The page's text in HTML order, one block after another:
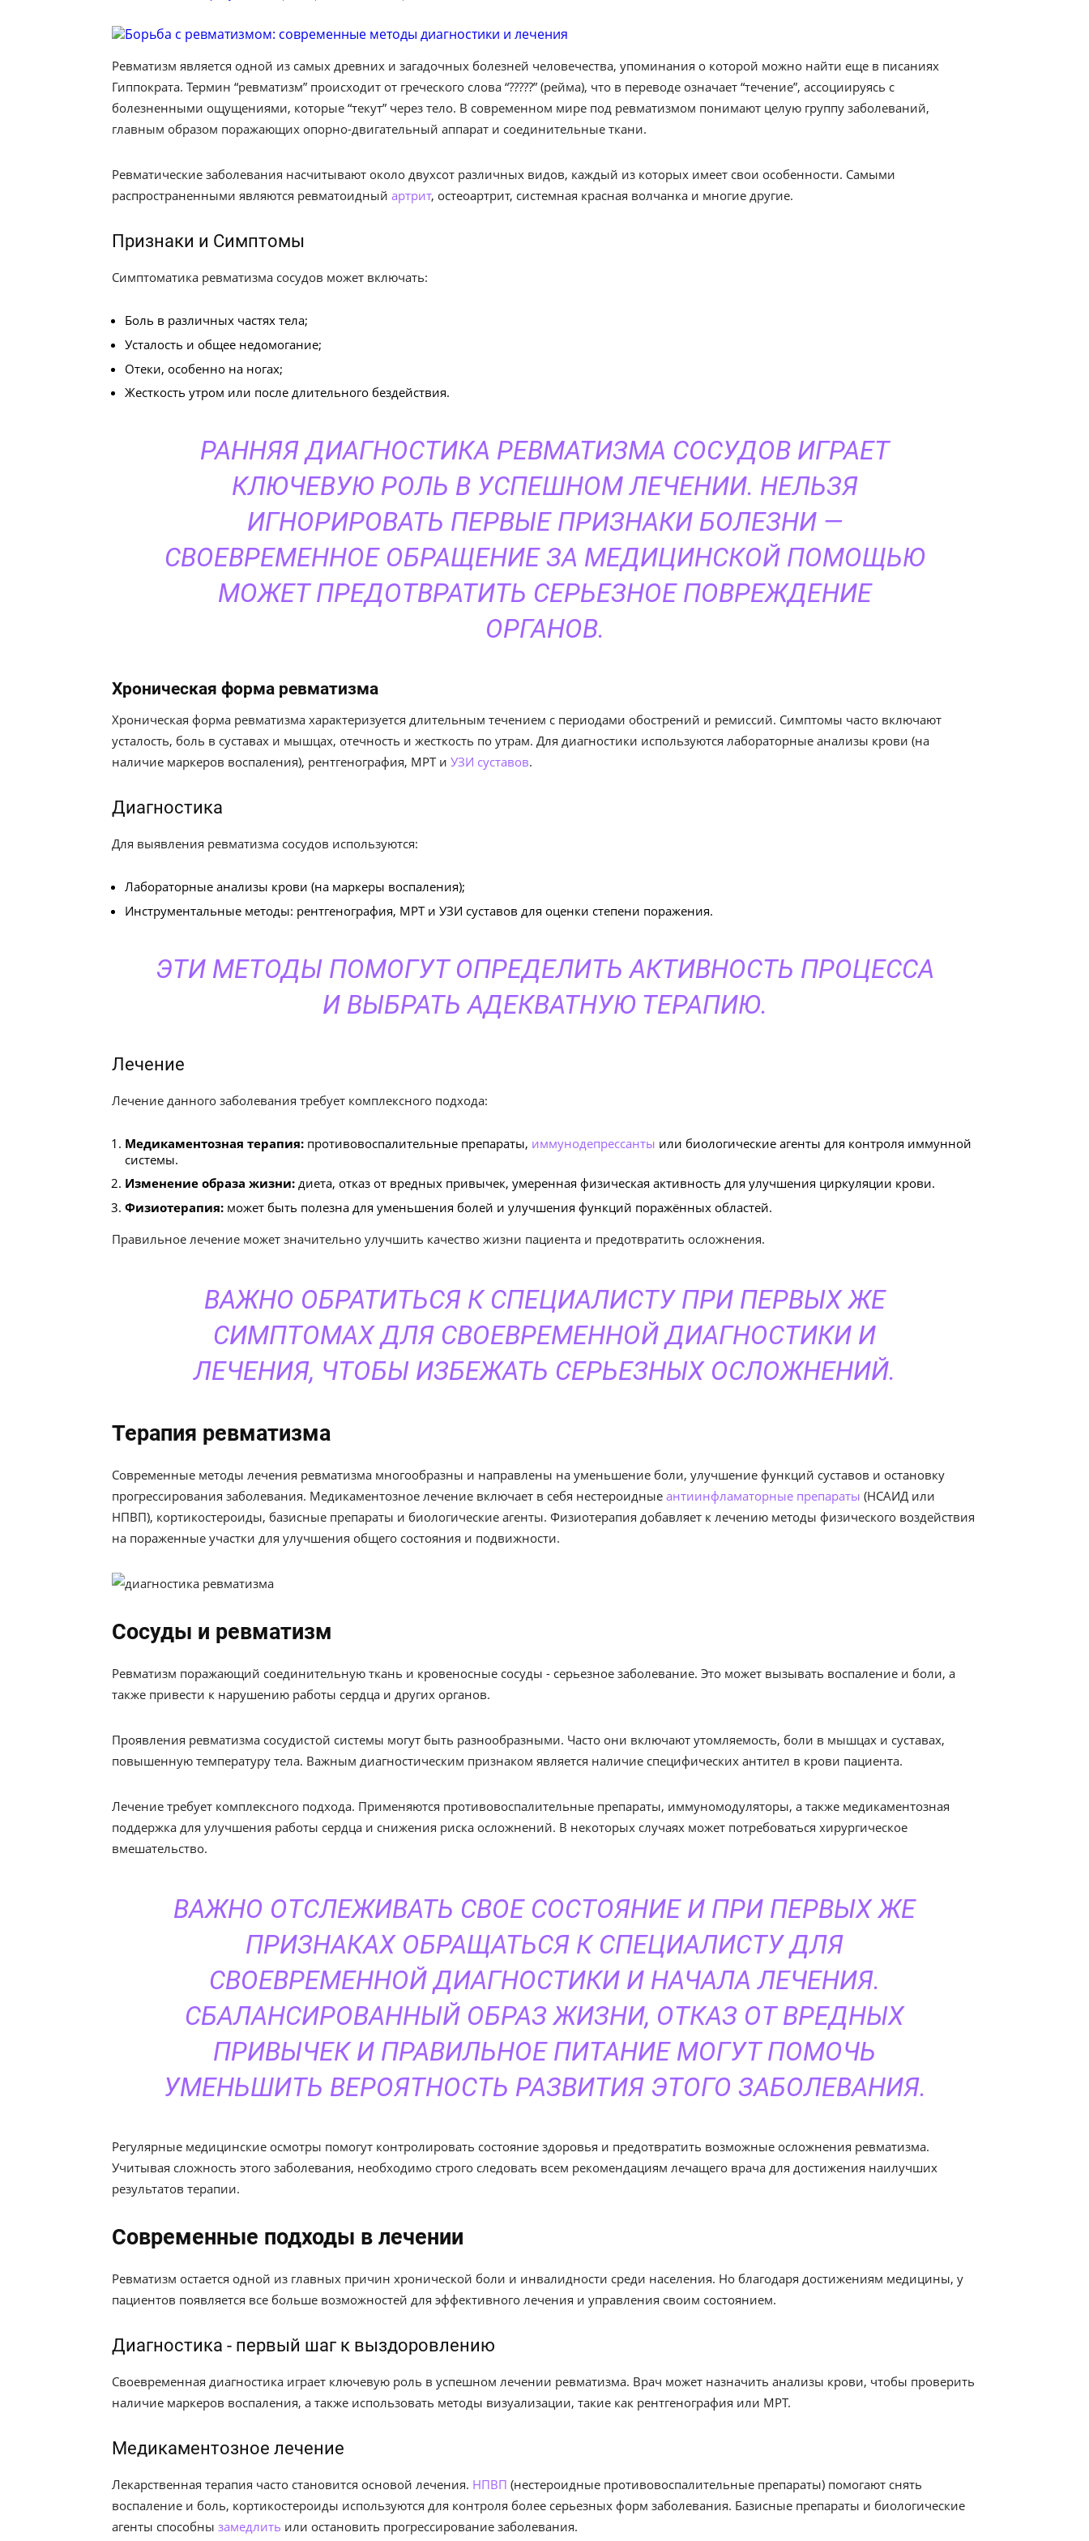
Ревматизм является одной из самых древних и загадочных болезней человечества, упоминания о которой можно найти еще в писаниях
Гиппократа. Термин “ревматизм” происходит от греческого слова “?????” (рейма), что в переводе означает “течение”, ассоциируясь с
болезненными ощущениями, которые “текут” через тело. В современном мире под ревматизмом понимают целую группу заболеваний,
главным образом поражающих опорно-двигательный аппарат и соединительные ткани.
Ревматические заболевания насчитывают около двухсот различных видов, каждый из которых имеет свои особенности. Самыми
распространенными являются ревматоидный артрит, остеоартрит, системная красная волчанка и многие другие.
Признаки и Симптомы
Симптоматика ревматизма сосудов может включать:
Боль в различных частях тела;
Усталость и общее недомогание;
Отеки, особенно на ногах;
Жесткость утром или после длительного бездействия.
РАННЯЯ ДИАГНОСТИКА РЕВМАТИЗМА СОСУДОВ ИГРАЕТ
КЛЮЧЕВУЮ РОЛЬ В УСПЕШНОМ ЛЕЧЕНИИ. НЕЛЬЗЯ
ИГНОРИРОВАТЬ ПЕРВЫЕ ПРИЗНАКИ БОЛЕЗНИ —
СВОЕВРЕМЕННОЕ ОБРАЩЕНИЕ ЗА МЕДИЦИНСКОЙ ПОМОЩЬЮ
МОЖЕТ ПРЕДОТВРАТИТЬ СЕРЬЕЗНОЕ ПОВРЕЖДЕНИЕ
ОРГАНОВ.
Хроническая форма ревматизма
Хроническая форма ревматизма характеризуется длительным течением с периодами обострений и ремиссий. Симптомы часто включают
усталость, боль в суставах и мышцах, отечность и жесткость по утрам. Для диагностики используются лабораторные анализы крови (на
наличие маркеров воспаления), рентгенография, МРТ и УЗИ суставов.
Диагностика
Для выявления ревматизма сосудов используются:
Лабораторные анализы крови (на маркеры воспаления);
Инструментальные методы: рентгенография, МРТ и УЗИ суставов для оценки степени поражения.
ЭТИ МЕТОДЫ ПОМОГУТ ОПРЕДЕЛИТЬ АКТИВНОСТЬ ПРОЦЕССА
И ВЫБРАТЬ АДЕКВАТНУЮ ТЕРАПИЮ.
Лечение
Лечение данного заболевания требует комплексного подхода:
Медикаментозная терапия: противовоспалительные препараты, иммунодепрессанты или биологические агенты для контроля иммунной
системы.
Изменение образа жизни: диета, отказ от вредных привычек, умеренная физическая активность для улучшения циркуляции крови.
Физиотерапия: может быть полезна для уменьшения болей и улучшения функций поражённых областей.
Правильное лечение может значительно улучшить качество жизни пациента и предотвратить осложнения.
ВАЖНО ОБРАТИТЬСЯ К СПЕЦИАЛИСТУ ПРИ ПЕРВЫХ ЖЕ
СИМПТОМАХ ДЛЯ СВОЕВРЕМЕННОЙ ДИАГНОСТИКИ И
ЛЕЧЕНИЯ, ЧТОБЫ ИЗБЕЖАТЬ СЕРЬЕЗНЫХ ОСЛОЖНЕНИЙ.
Терапия ревматизма
Современные методы лечения ревматизма многообразны и направлены на уменьшение боли, улучшение функций суставов и остановку
прогрессирования заболевания. Медикаментозное лечение включает в себя нестероидные антиинфламаторные препараты (НСАИД или
НПВП), кортикостероиды, базисные препараты и биологические агенты. Физиотерапия добавляет к лечению методы физического воздействия
на пораженные участки для улучшения общего состояния и подвижности.
Сосуды и ревматизм
Ревматизм поражающий соединительную ткань и кровеносные сосуды - серьезное заболевание. Это может вызывать воспаление и боли, а
также привести к нарушению работы сердца и других органов.
Проявления ревматизма сосудистой системы могут быть разнообразными. Часто они включают утомляемость, боли в мышцах и суставах,
повышенную температуру тела. Важным диагностическим признаком является наличие специфических антител в крови пациента.
Лечение требует комплексного подхода. Применяются противовоспалительные препараты, иммуномодуляторы, а также медикаментозная
поддержка для улучшения работы сердца и снижения риска осложнений. В некоторых случаях может потребоваться хирургическое
вмешательство.
ВАЖНО ОТСЛЕЖИВАТЬ СВОЕ СОСТОЯНИЕ И ПРИ ПЕРВЫХ ЖЕ
ПРИЗНАКАХ ОБРАЩАТЬСЯ К СПЕЦИАЛИСТУ ДЛЯ
СВОЕВРЕМЕННОЙ ДИАГНОСТИКИ И НАЧАЛА ЛЕЧЕНИЯ.
СБАЛАНСИРОВАННЫЙ ОБРАЗ ЖИЗНИ, ОТКАЗ ОТ ВРЕДНЫХ
ПРИВЫЧЕК И ПРАВИЛЬНОЕ ПИТАНИЕ МОГУТ ПОМОЧЬ
УМЕНЬШИТЬ ВЕРОЯТНОСТЬ РАЗВИТИЯ ЭТОГО ЗАБОЛЕВАНИЯ.
Регулярные медицинские осмотры помогут контролировать состояние здоровья и предотвратить возможные осложнения ревматизма.
Учитывая сложность этого заболевания, необходимо строго следовать всем рекомендациям лечащего врача для достижения наилучших
результатов терапии.
Современные подходы в лечении
Ревматизм остается одной из главных причин хронической боли и инвалидности среди населения. Но благодаря достижениям медицины, у
пациентов появляется все больше возможностей для эффективного лечения и управления своим состоянием.
Диагностика - первый шаг к выздоровлению
Своевременная диагностика играет ключевую роль в успешном лечении ревматизма. Врач может назначить анализы крови, чтобы проверить
наличие маркеров воспаления, а также использовать методы визуализации, такие как рентгенография или МРТ.
Медикаментозное лечение
Лекарственная терапия часто становится основой лечения. НПВП (нестероидные противовоспалительные препараты) помогают снять
воспаление и боль, кортикостероиды используются для контроля более серьезных форм заболевания. Базисные препараты и биологические
агенты способны замедлить или остановить прогрессирование заболевания.